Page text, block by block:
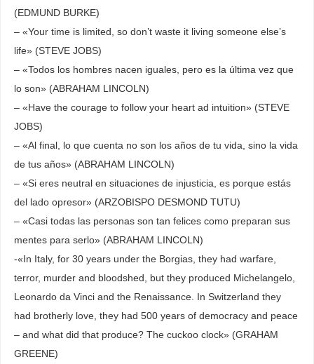
(EDMUND BURKE)
– «Your time is limited, so don’t waste it living someone else’s
life» (STEVE JOBS)
– «Todos los hombres nacen iguales, pero es la última vez que
lo son» (ABRAHAM LINCOLN)
– «Have the courage to follow your heart ad intuition» (STEVE
JOBS)
– «Al final, lo que cuenta no son los años de tu vida, sino la vida
de tus años» (ABRAHAM LINCOLN)
– «Si eres neutral en situaciones de injusticia, es porque estás
del lado opresor» (ARZOBISPO DESMOND TUTU)
– «Casi todas las personas son tan felices como preparan sus
mentes para serlo» (ABRAHAM LINCOLN)
-«In Italy, for 30 years under the Borgias, they had warfare,
terror, murder and bloodshed, but they produced Michelangelo,
Leonardo da Vinci and the Renaissance. In Switzerland they
had brotherly love, they had 500 years of democracy and peace
– and what did that produce? The cuckoo clock» (GRAHAM
GREENE)